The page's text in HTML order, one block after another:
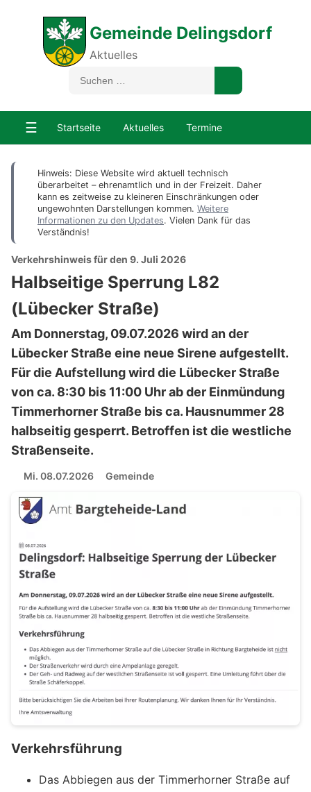
Gemeinde Delingsdorf
Aktuelles
☰ Startseite Aktuelles Termine
Hinweis: Diese Website wird aktuell technisch
überarbeitet – ehrenamtlich und in der Freizeit. Daher
kann es zeitweise zu kleineren Einschränkungen oder
ungewohnten Darstellungen kommen. Weitere
Informationen zu den Updates. Vielen Dank für das
Verständnis!
Verkehrshinweis für den 9. Juli 2026
Halbseitige Sperrung L82
(Lübecker Straße)
Am Donnerstag, 09.07.2026 wird an der
Lübecker Straße eine neue Sirene aufgestellt.
Für die Aufstellung wird die Lübecker Straße
von ca. 8:30 bis 11:00 Uhr ab der Einmündung
Timmerhorner Straße bis ca. Hausnummer 28
halbseitig gesperrt. Betroffen ist die westliche
Straßenseite.
Mi. 08.07.2026 Gemeinde
Verkehrsführung
Das Abbiegen aus der Timmerhorner Straße auf